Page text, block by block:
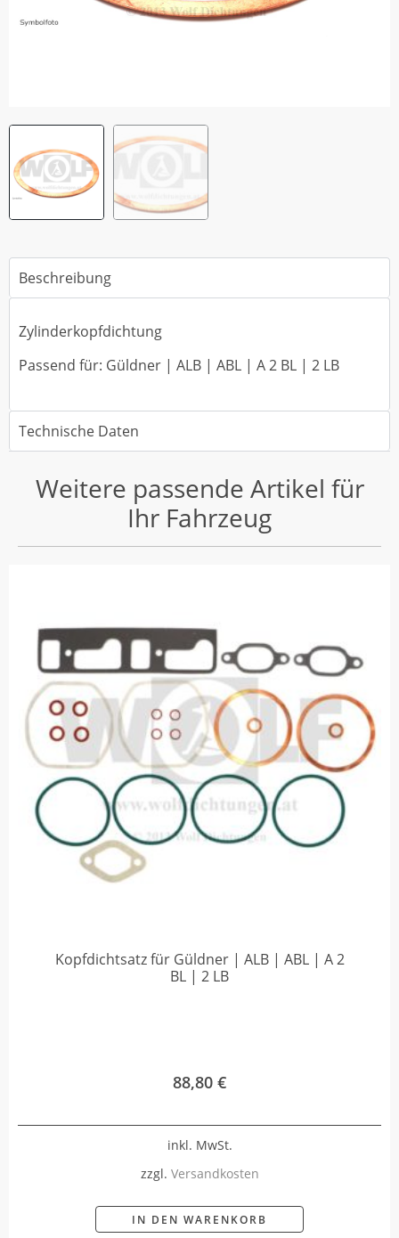
Beschreibung
Zylinderkopfdichtung
Passend für: Güldner | ALB | ABL | A 2 BL | 2 LB
Technische Daten
Weitere passende Artikel für
Ihr Fahrzeug
Kopfdichtsatz für Güldner | ALB | ABL | A 2
BL | 2 LB
88,80 €
inkl. MwSt.
zzgl. Versandkosten
IN DEN WARENKORB